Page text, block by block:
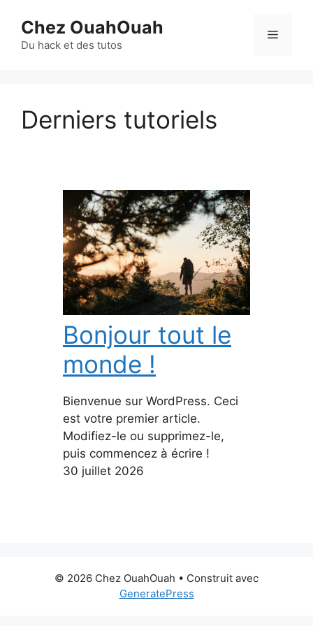
contenu
Chez OuahOuah
Du hack et des tutos
Menu
Derniers tutoriels
Bonjour tout le
monde !
Bienvenue sur WordPress. Ceci
est votre premier article.
Modifiez-le ou supprimez-le,
puis commencez à écrire !
30 juillet 2026
© 2026 Chez OuahOuah • Construit avec
GeneratePress